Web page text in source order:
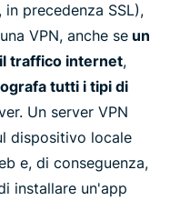
precedenza SSL),
VPN, anche seun
traffico internet,
tutti i tipi di
Un server VPN
dispositivo locale
e, di conseguenza,
installare un'app